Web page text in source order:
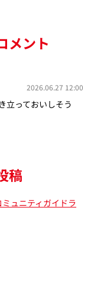
メント
2026.06.27 12:00
立っておいしそう
稿
ミュニティガイドラ